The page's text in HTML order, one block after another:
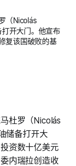
（Nicolás
开大门。他宣布
复该国破败的基
杜罗（Nicolás
储备打开大
资数十亿美元
内瑞拉创造收